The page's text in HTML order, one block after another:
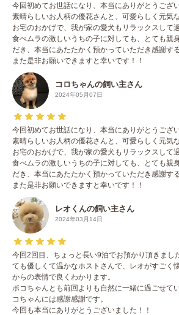
今回初めてお世話になり、本当にありがとうござ
素晴らしいお人柄の優花さんと、可愛らしく元気
お宅のおかげで、我が家の愛犬もリラックスして
食べムラの激しいうちの子に対しても、とても親
だき、本当にあたたかく預かっていただき感謝す
また是非お願いできますと幸いです！！
コロちゃんの飼い主さん
2024年05月07日
今回初めてお世話になり、本当にありがとうござ
素晴らしいお人柄の優花さんと、可愛らしく元気
お宅のおかげで、我が家の愛犬もリラックスして
食べムラの激しいうちの子に対しても、とても親
だき、本当にあたたかく預かっていただき感謝す
また是非お願いできますと幸いです！！
レオくんの飼い主さん
2024年03月14日
今回2回目、ちょっと長い9泊でお預かり頂きまし
ても優しくて温かなホストさんで、レオがすごく
からの表情で良くわかります。
ポコちゃんとも前回よりも自然に一緒に過ごせて
コちゃんには感謝感謝です。
今回も本当にありがとうございました！！